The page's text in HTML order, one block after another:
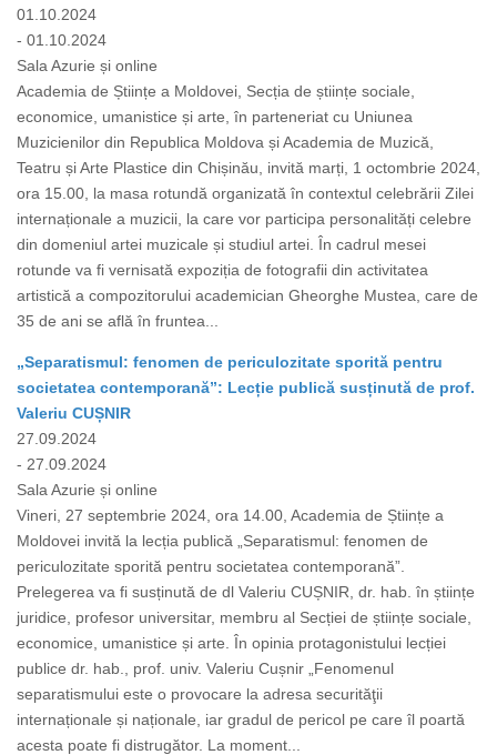
01.10.2024
- 01.10.2024
Sala Azurie și online
Academia de Științe a Moldovei, Secția de științe sociale,
economice, umanistice și arte, în parteneriat cu Uniunea
Muzicienilor din Republica Moldova și Academia de Muzică,
Teatru și Arte Plastice din Chișinău, invită marți, 1 octombrie 2024,
ora 15.00, la masa rotundă organizată în contextul celebrării Zilei
internaționale a muzicii, la care vor participa personalități celebre
din domeniul artei muzicale și studiul artei. În cadrul mesei
rotunde va fi vernisată expoziția de fotografii din activitatea
artistică a compozitorului academician Gheorghe Mustea, care de
35 de ani se află în fruntea...
„Separatismul: fenomen de periculozitate sporită pentru
societatea contemporană”: Lecție publică susținută de prof.
Valeriu CUȘNIR
27.09.2024
- 27.09.2024
Sala Azurie și online
Vineri, 27 septembrie 2024, ora 14.00, Academia de Științe a
Moldovei invită la lecția publică „Separatismul: fenomen de
periculozitate sporită pentru societatea contemporană”.
Prelegerea va fi susținută de dl Valeriu CUȘNIR, dr. hab. în științe
juridice, profesor universitar, membru al Secției de științe sociale,
economice, umanistice și arte. În opinia protagonistului lecției
publice dr. hab., prof. univ. Valeriu Cușnir „Fenomenul
separatismului este o provocare la adresa securităţii
internaționale și naționale, iar gradul de pericol pe care îl poartă
acesta poate fi distrugător. La moment...